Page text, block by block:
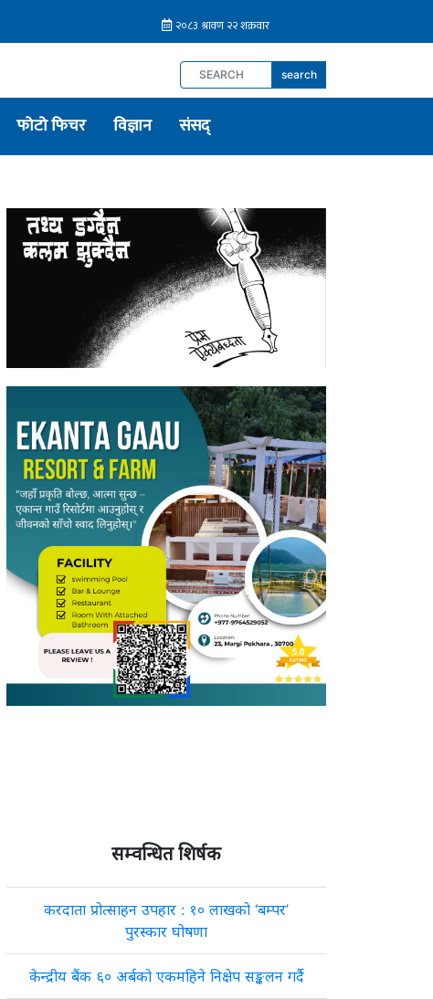
search
फोटो फिचर विज्ञान संसद्
सम्वन्धित शिर्षक
करदाता प्रोत्साहन उपहार : १० लाखको ‘बम्पर’
पुरस्कार घोषणा
केन्द्रीय बैंक ६० अर्बको एकमहिने निक्षेप सङ्कलन गर्दै